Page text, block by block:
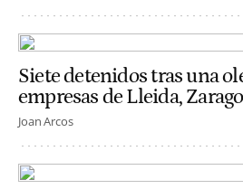
Siete detenidos tras una
empresas de Lleida,
Joan Arcos